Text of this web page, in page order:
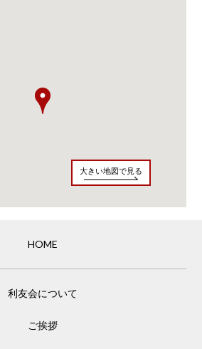
大きい地図で見る
HOME
利友会について
ご挨拶